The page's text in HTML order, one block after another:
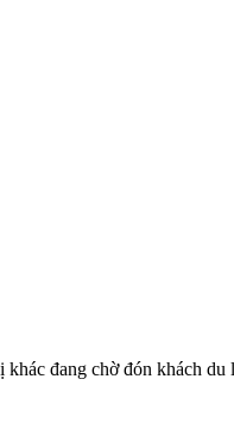
đang chờ đón khách du